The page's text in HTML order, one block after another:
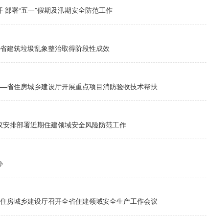
署“五一”假期及汛期安全防范工作
筑垃圾乱象整治取得阶段性成效
住房城乡建设厅开展重点项目消防验收技术帮扶
排部署近期住建领域安全风险防范工作
城乡建设厅召开全省住建领域安全生产工作会议